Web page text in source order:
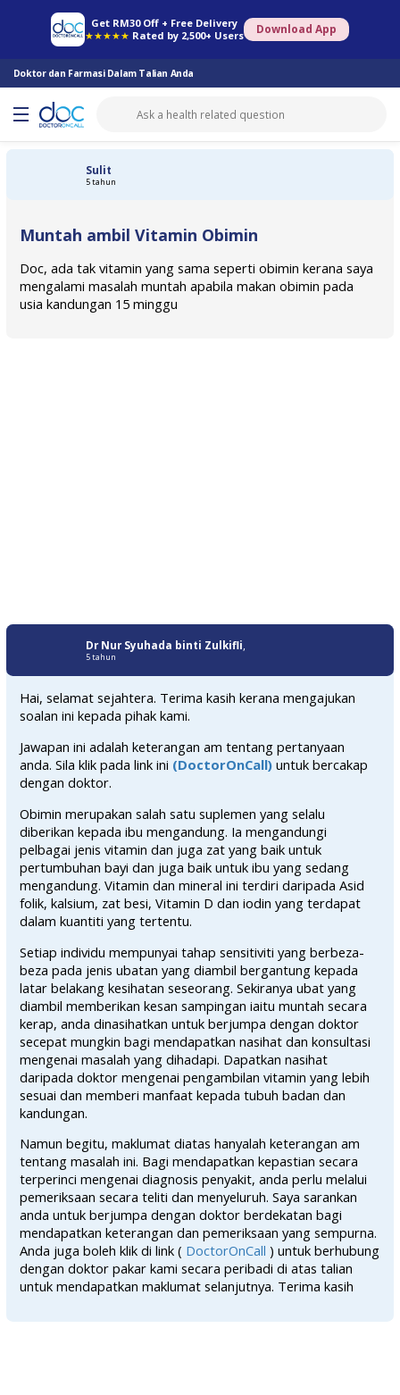
Get RM30 Off + Free Delivery
★★★★★ Rated by 2,500+ Users Download App
Doktor dan Farmasi Dalam Talian Anda
Farmasi Online Konsult Doktor Saringan Kesihatan Konsult Pakar
Sulit
5 tahun
Muntah ambil Vitamin Obimin
Doc, ada tak vitamin yang sama seperti obimin kerana saya
mengalami masalah muntah apabila makan obimin pada
usia kandungan 15 minggu
Dr Nur Syuhada binti Zulkifli
5 tahun
Hai, selamat sejahtera. Terima kasih kerana mengajukan
soalan ini kepada pihak kami.
Jawapan ini adalah keterangan am tentang pertanyaan
anda. Sila klik pada link ini (DoctorOnCall) untuk bercakap
dengan doktor.
Obimin merupakan salah satu suplemen yang selalu
diberikan kepada ibu mengandung. Ia mengandungi
pelbagai jenis vitamin dan juga zat yang baik untuk
pertumbuhan bayi dan juga baik untuk ibu yang sedang
mengandung. Vitamin dan mineral ini terdiri daripada Asid
folik, kalsium, zat besi, Vitamin D dan iodin yang terdapat
dalam kuantiti yang tertentu.
Setiap individu mempunyai tahap sensitiviti yang berbeza-
beza pada jenis ubatan yang diambil bergantung kepada
latar belakang kesihatan seseorang. Sekiranya ubat yang
diambil memberikan kesan sampingan iaitu muntah secara
kerap, anda dinasihatkan untuk berjumpa dengan doktor
secepat mungkin bagi mendapatkan nasihat dan konsultasi
mengenai masalah yang dihadapi. Dapatkan nasihat
daripada doktor mengenai pengambilan vitamin yang lebih
sesuai dan memberi manfaat kepada tubuh badan dan
kandungan.
Namun begitu, maklumat diatas hanyalah keterangan am
tentang masalah ini. Bagi mendapatkan kepastian secara
terperinci mengenai diagnosis penyakit, anda perlu melalui
pemeriksaan secara teliti dan menyeluruh. Saya sarankan
anda untuk berjumpa dengan doktor berdekatan bagi
mendapatkan keterangan dan pemeriksaan yang sempurna.
Anda juga boleh klik di link ( DoctorOnCall ) untuk berhubung
dengan doktor pakar kami secara peribadi di atas talian
untuk mendapatkan maklumat selanjutnya. Terima kasih